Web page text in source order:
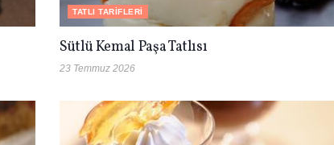
TATLI TARIFLERI
Sütlü Kemal Paşa Tatlısı
23 Temmuz 2026